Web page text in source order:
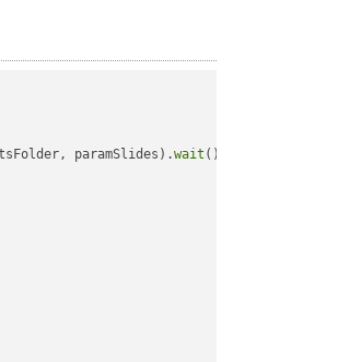
paramSlides).wait ();